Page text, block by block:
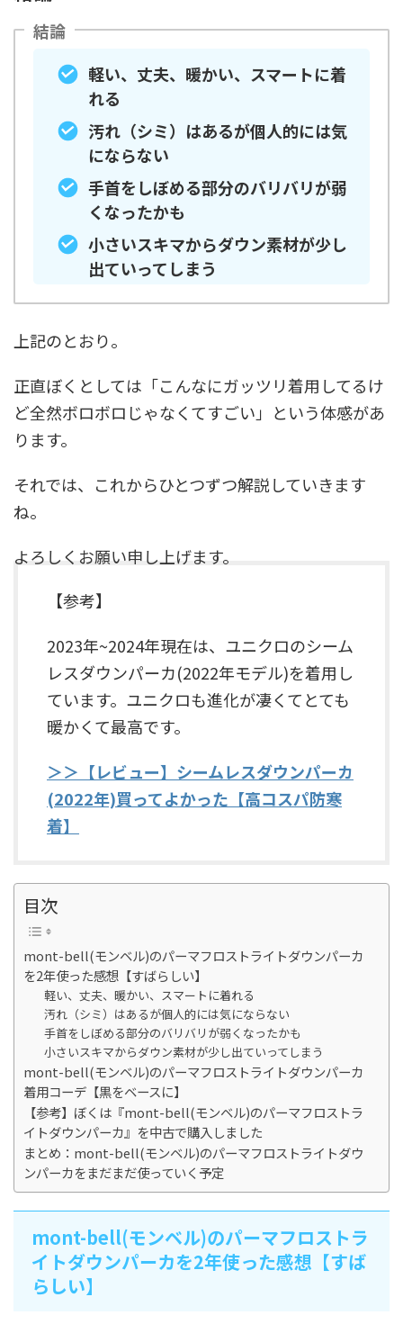
結論
軽い、丈夫、暖かい、スマートに着
れる
汚れ（シミ）はあるが個人的には気
にならない
手首をしぼめる部分のバリバリが弱
くなったかも
小さいスキマからダウン素材が少し
出ていってしまう
上記のとおり。
正直ぼくとしては「こんなにガッツリ着用してるけ
ど全然ボロボロじゃなくてすごい」という体感があ
ります。
それでは、これからひとつずつ解説していきます
ね。
よろしくお願い申し上げます。
【参考】
2023年~2024年現在は、ユニクロのシーム
レスダウンパーカ(2022年モデル)を着用し
ています。ユニクロも進化が凄くてとても
暖かくて最高です。
＞＞【レビュー】シームレスダウンパーカ
(2022年)買ってよかった【高コスパ防寒
着】
目次
mont-bell(モンベル)のパーマフロストライトダウンパーカ
を2年使った感想【すばらしい】
軽い、丈夫、暖かい、スマートに着れる
汚れ（シミ）はあるが個人的には気にならない
手首をしぼめる部分のバリバリが弱くなったかも
小さいスキマからダウン素材が少し出ていってしまう
mont-bell(モンベル)のパーマフロストライトダウンパーカ
着用コーデ【黒をベースに】
【参考】ぼくは『mont-bell(モンベル)のパーマフロストラ
イトダウンパーカ』を中古で購入しました
まとめ：mont-bell(モンベル)のパーマフロストライトダウ
ンパーカをまだまだ使っていく予定
mont-bell(モンベル)のパーマフロストラ
イトダウンパーカを2年使った感想【すば
らしい】